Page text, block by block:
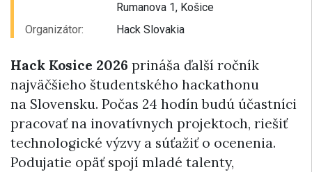
Rumanova 1, Košice
Organizátor:
Hack Slovakia
Hack Kosice 2026 prináša ďalší ročník
najväčšieho študentského hackathonu
na Slovensku. Počas 24 hodín budú účastníci
pracovať na inovatívnych projektoch, riešiť
technologické výzvy a súťažiť o ocenenia.
Podujatie opäť spojí mladé talenty,